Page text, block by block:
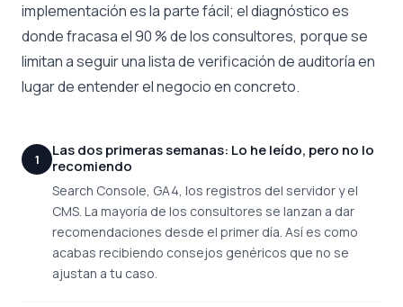
implementación es la parte fácil; el diagnóstico es
donde fracasa el 90 % de los consultores, porque se
limitan a seguir una lista de verificación de auditoría en
lugar de entender el negocio en concreto.
1
Las dos primeras semanas: Lo he leído, pero no lo
recomiendo
Search Console, GA4, los registros del servidor y el
CMS. La mayoría de los consultores se lanzan a dar
recomendaciones desde el primer día. Así es como
acabas recibiendo consejos genéricos que no se
ajustan a tu caso.